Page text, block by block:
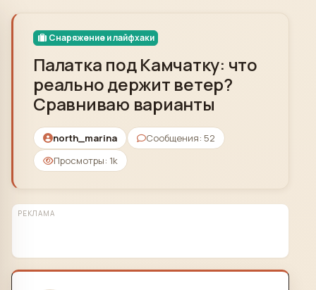
Снаряжение и лайфхаки
Палатка под Камчатку: что
реально держит ветер?
Сравниваю варианты
north_marina
Сообщения: 52
Просмотры: 1k
РЕКЛАМА